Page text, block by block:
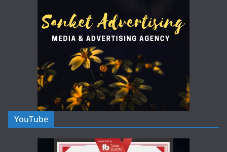
YouTube